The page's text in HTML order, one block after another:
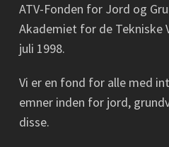
ATV-Fonden for Jord og
Akademiet for de Tekniske
juli 1998.
Vi er en fond for alle med
emner inden for jord,
disse.